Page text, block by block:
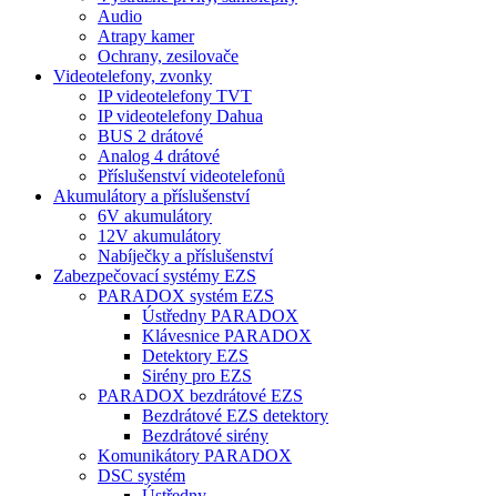
Audio
Atrapy kamer
Ochrany, zesilovače
Videotelefony, zvonky
IP videotelefony TVT
IP videotelefony Dahua
BUS 2 drátové
Analog 4 drátové
Příslušenství videotelefonů
Akumulátory a příslušenství
6V akumulátory
12V akumulátory
Nabíječky a příslušenství
Zabezpečovací systémy EZS
PARADOX systém EZS
Ústředny PARADOX
Klávesnice PARADOX
Detektory EZS
Sirény pro EZS
PARADOX bezdrátové EZS
Bezdrátové EZS detektory
Bezdrátové sirény
Komunikátory PARADOX
DSC systém